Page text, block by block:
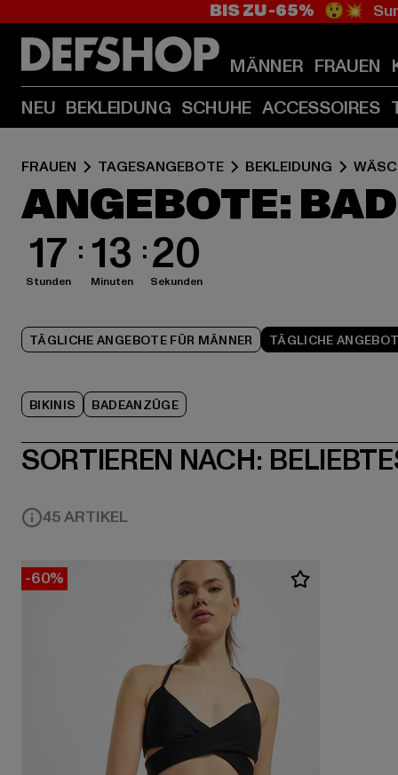
BIS ZU -65% 😲💥
MÄNNER FRAUEN
NEU BEKLEIDUNG SCHUHE ACCESSOIRES
FRAUEN TAGESANGEBOTE BEKLEIDUNG
ANGEBOTE:
17
Stunden 13
Minuten 18
Sekunden
TÄGLICHE ANGEBOTE FÜR MÄNNER TÄGLICHE
BIKINIS BADEANZÜGE
SORTIEREN NACH:
45 ARTIKEL
-60%